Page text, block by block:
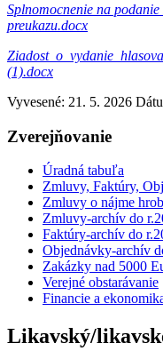
Splnomocnenie na
preukazu.docx
(1).docx
Vyvesené: 21. 5. 2026
Zverejňovanie
Úradná tabuľa
Zmluvy, Faktúry,
Zmluvy o nájme
Zmluvy-archív do
Faktúry-archív do
Objednávky-archív
Zakázky nad 5000
Verejné obstarávanie
Financie a
Likavský/